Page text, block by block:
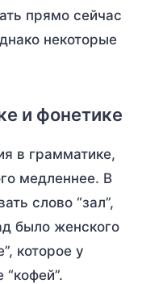
прямо сейчас
некоторые
и фонетике
в грамматике,
медленнее. В
слово “зал”,
было женского
которое у